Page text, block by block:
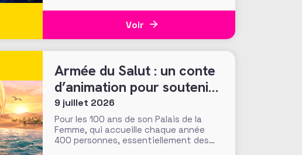
qui joue l’allégorie sportive, avec le
Voir
Armée du Salut : un conte
d’animation pour soutenir
son Palais de la Femme
9 juillet 2026
Pour les 100 ans de son Palais de la
Femme, qui accueille chaque année
400 personnes, essentiellement des